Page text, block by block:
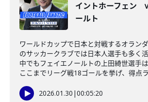
イントホーフェン
ールト
ワールドカップで日本と対戦するオラン
のサッカークラブでは日本人選手も多く
中でもフェイエノールトの上田綺世選手は
ここまでリーグ戦18ゴールを挙げ、得点
2026.01.30 |00:05:20